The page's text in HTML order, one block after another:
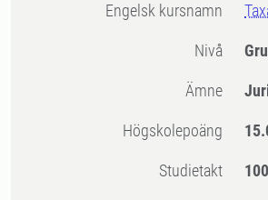
Engelsk kursnamn
Nivå
Ämne
högskolepoäng
Studietakt